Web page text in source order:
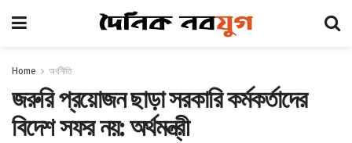
Home অর্থনীতি
জরুরি প্রয়োজন ছাড়া সরকারি কর্মকর্তাদের
বিদেশ সফর নয়: অর্থমন্ত্রী